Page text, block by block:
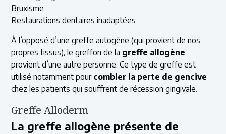
Bruxisme
Restaurations dentaires inadaptées
À l’opposé d’une greffe autogène (qui provient de nos
propres tissus), le greffon de la greffe allogène
provient d’une autre personne. Ce type de greffe est
utilisé notamment pour combler la perte de gencive
chez les patients qui souffrent de récession gingivale.
Greffe Alloderm
La greffe allogène présente de